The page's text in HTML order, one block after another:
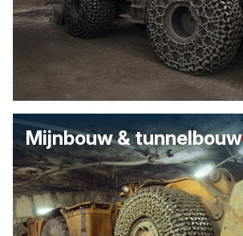
Mijnbouw & tunnelbouw